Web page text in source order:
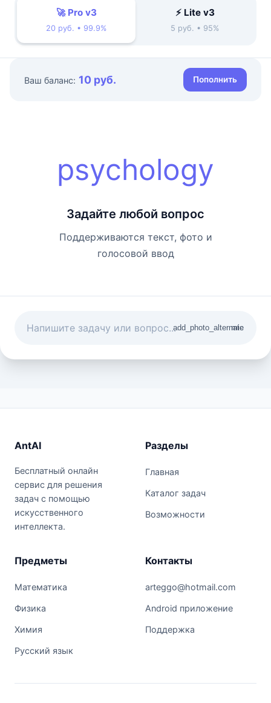
🚀 Pro v3
20 руб. • 99.9%
⚡ Lite v3
5 руб. • 95%
Ваш баланс: 10 руб. Пополнить
psychology
Задайте любой вопрос
Поддерживаются текст, фото и
голосовой ввод
add_photo_alternate
mic
AntAI
Бесплатный онлайн
сервис для решения
задач с помощью
искусственного
интеллекта.
Разделы
Главная
Каталог задач
Возможности
Предметы
Математика
Физика
Химия
Русский язык
Контакты
arteggo@hotmail.com
Android приложение
Поддержка